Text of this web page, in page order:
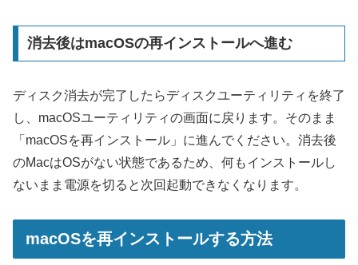
消去後はmacOSの再インストールへ進む
ディスク消去が完了したらディスクユーティリティを終了
し、macOSユーティリティの画面に戻ります。そのまま
「macOSを再インストール」に進んでください。消去後
のMacはOSがない状態であるため、何もインストールし
ないまま電源を切ると次回起動できなくなります。
macOSを再インストールする方法